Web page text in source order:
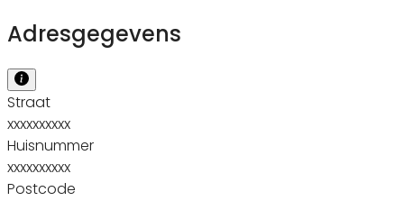
Adresgegevens
Straat
xxxxxxxxxx
Huisnummer
xxxxxxxxxx
Postcode